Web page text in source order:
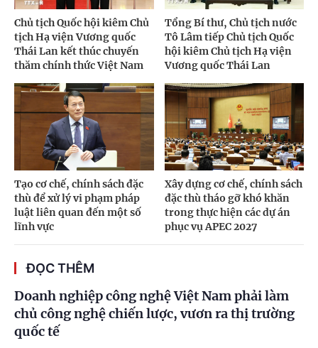
Chủ tịch Quốc hội kiêm Chủ
tịch Hạ viện Vương quốc
Thái Lan kết thúc chuyến
thăm chính thức Việt Nam
Tổng Bí thư, Chủ tịch nước
Tô Lâm tiếp Chủ tịch Quốc
hội kiêm Chủ tịch Hạ viện
Vương quốc Thái Lan
Tạo cơ chế, chính sách đặc
thù để xử lý vi phạm pháp
luật liên quan đến một số
lĩnh vực
Xây dựng cơ chế, chính sách
đặc thù tháo gỡ khó khăn
trong thực hiện các dự án
phục vụ APEC 2027
ĐỌC THÊM
Doanh nghiệp công nghệ Việt Nam phải làm
chủ công nghệ chiến lược, vươn ra thị trường
quốc tế